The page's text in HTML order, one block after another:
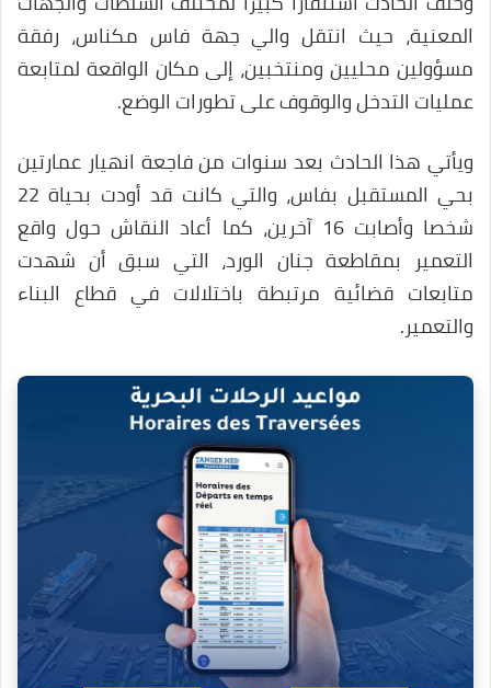
المعنية، حيث انتقل والي جهة فاس مكناس، رفقة
مسؤولين محليين ومنتخبين، إلى مكان الواقعة لمتابعة
عمليات التدخل والوقوف على تطورات الوضع.
ويأتي هذا الحادث بعد سنوات من فاجعة انهيار عمارتين
بحي المستقبل بفاس، والتي كانت قد أودت بحياة 22
شخصا وأصابت 16 آخرين، كما أعاد النقاش حول واقع
التعمير بمقاطعة جنان الورد، التي سبق أن شهدت
متابعات قضائية مرتبطة باختلالات في قطاع البناء
والتعمير.